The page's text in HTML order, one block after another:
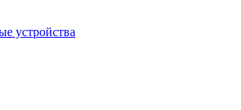
устройства